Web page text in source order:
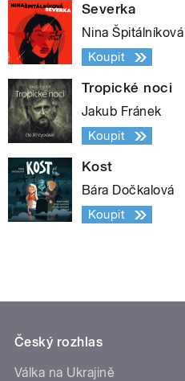
Severka
Nina Špitálníková
Koupit
Tropické noci
Jakub Fránek
Koupit
Kost
Bára Dočkalová
Koupit
Český rozhlas
Válka na Ukrajině